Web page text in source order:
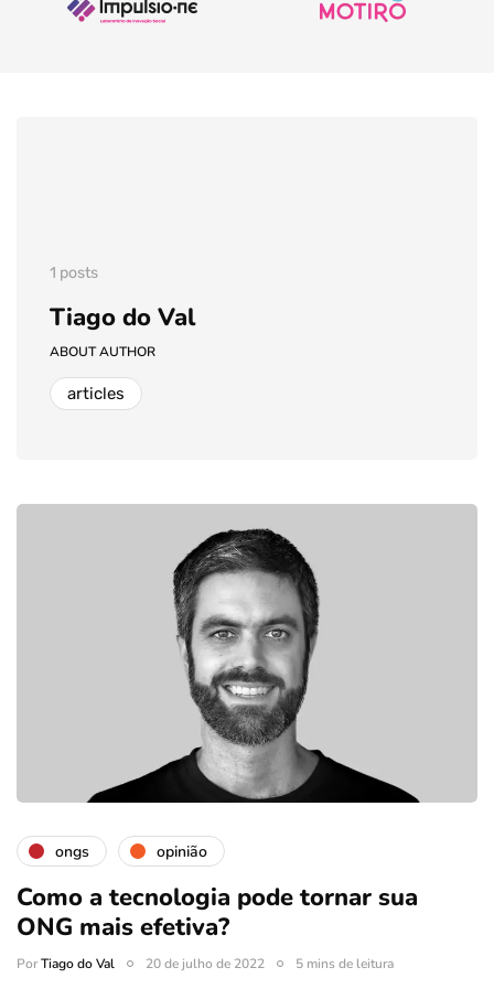
1 posts
Tiago do Val
ABOUT AUTHOR
articles
ongs opinião
Como a tecnologia pode tornar sua
ONG mais efetiva?
PorTiago do Val 20 de julho de 2022 5 mins de leitura